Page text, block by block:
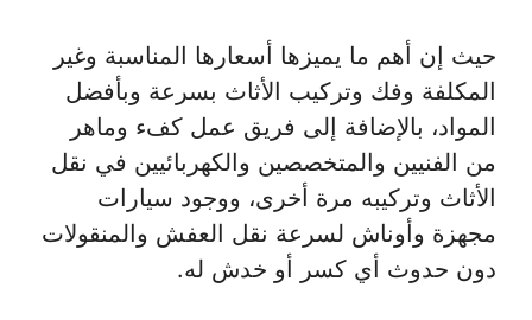
حيث إن أهم ما يميزها أسعارها المناسبة وغير
المكلفة وفك وتركيب الأثاث بسرعة وبأفضل
المواد، بالإضافة إلى فريق عمل كفء وماهر
من الفنيين والمتخصصين والكهربائيين في نقل
الأثاث وتركيبه مرة أخرى، ووجود سيارات
مجهزة وأوناش لسرعة نقل العفش والمنقولات
دون حدوث أي كسر أو خدش له.